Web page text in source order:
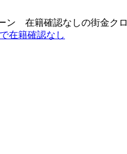
ン 在籍確認なしの街金ク
在籍確認なし